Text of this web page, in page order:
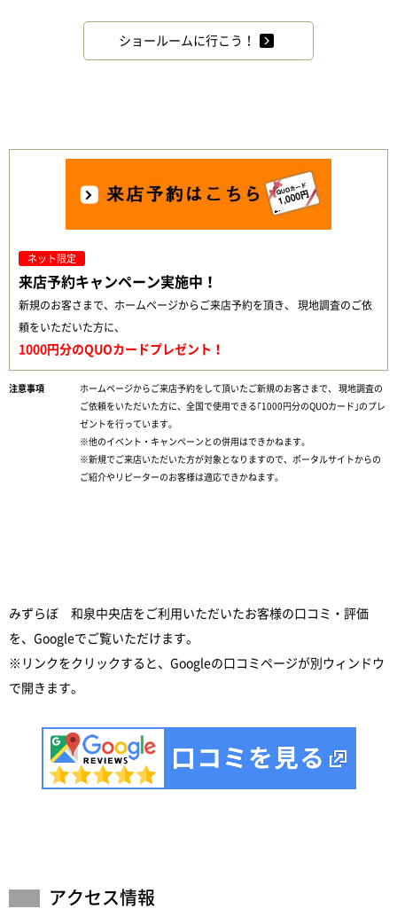
ショールームに行こう！
ネット限定
来店予約キャンペーン実施中！
新規のお客さまで、ホームページからご来店予約を頂き、 現地調査のご依
頼をいただいた方に、
1000円分のQUOカードプレゼント！
ホームページからご来店予約をして頂いたご新規のお客さまで、 現地調査の
ご依頼をいただいた方に、全国で使用できる｢1000円分のQUOカード｣のプレ
ゼントを行っています。
※他のイベント・キャンペーンとの併用はできかねます。
※新規でご来店いただいた方が対象となりますので、ポータルサイトからの
ご紹介やリピーターのお客様は適応できかねます。
みずらぼ 和泉中央店をご利用いただいたお客様の口コミ・評価
を、Googleでご覧いただけます。
※リンクをクリックすると、Googleの口コミページが別ウィンドウ
で開きます。
アクセス情報